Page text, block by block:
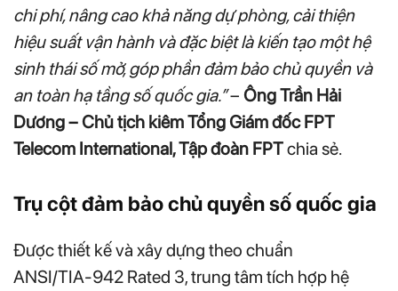
chi phí, nâng cao khả năng dự phòng, cải thiện
hiệu suất vận hành và đặc biệt là kiến tạo một hệ
sinh thái số mở, góp phần đảm bảo chủ quyền và
an toàn hạ tầng số quốc gia.”– Ông Trần Hải
Dương – Chủ tịch kiêm Tổng Giám đốc FPT
Telecom International, Tập đoàn FPTchia sẻ.
Trụ cột đảm bảo chủ quyền số quốc gia
Được thiết kế và xây dựng theo chuẩn
ANSI/TIA‑942 Rated 3, trung tâm tích hợp hệ